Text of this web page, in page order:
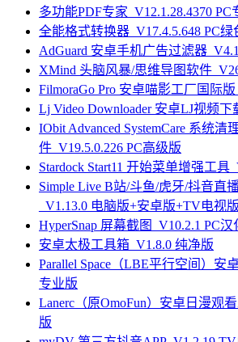
多功能PDF专家_V12.1.28.4370 PC
全能格式转换器_V17.4.5.648 PC绿
AdGuard 安卓手机广告过滤器
XMind 头脑风暴/思维导图软件
FilmoraGo Pro 安卓喵影工厂国际
Lj Video Downloader 安卓LJ视频下
IObit Advanced SystemCare 系统
件_V19.5.0.226 PC高级版
Stardock Start11 开始菜单增强工具
Simple Live B站/斗鱼/虎牙/抖音直
_V1.13.0 电脑版+安卓版+TV电视版
HyperSnap 屏幕截图_V10.2.1 PC汉
安卓太极工具箱_V1.8.0 纯净版
Parallel Space（LBE平行空间）安
专业版
Lanerc（原OmoFun）安卓日漫观
版